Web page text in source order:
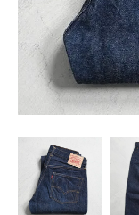
MY ACCOUNT